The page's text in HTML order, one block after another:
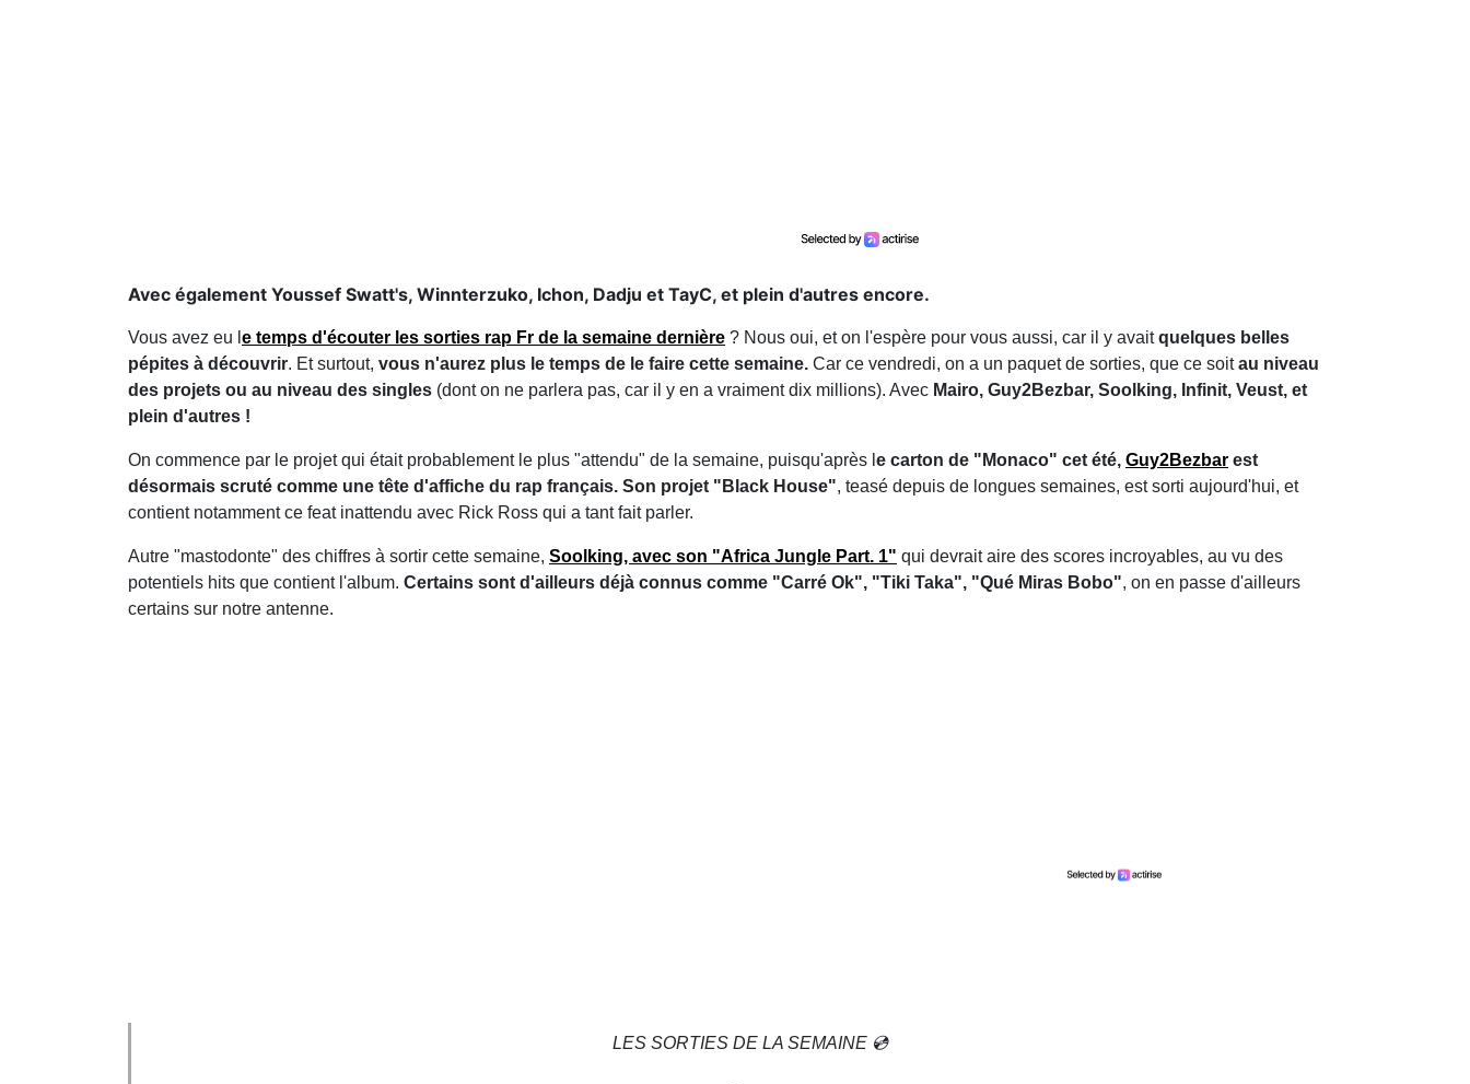
Avec également Youssef Swatt's, Winnterzuko, Ichon, Dadju et TayC, et plein d'autres encore.
Vous avez eu l e temps d'écouter les sorties rap Fr de la semaine dernière ? Nous oui, et on l'espère pour vous aussi, car il y avaitquelques belles
pépites à découvrir. Et surtout, vous n'aurez plus le temps de le faire cette semaine. Car ce vendredi, on a un paquet de sorties, que ce soitau niveau
des projets ou au niveau des singles (dont on ne parlera pas, car il y en a vraiment dix millions). Avec Mairo, Guy2Bezbar, Soolking, Infinit, Veust, et
plein d'autres !
On commence par le projet qui était probablement le plus "attendu" de la semaine, puisqu'après l e carton de "Monaco" cet été, Guy2Bezbar est
désormais scruté comme une tête d'affiche du rap français. Son projet "Black House", teasé depuis de longues semaines, est sorti aujourd'hui, et
contient notamment ce feat inattendu avec Rick Ross qui a tant fait parler.
Autre "mastodonte" des chiffres à sortir cette semaine, Soolking, avec son "Africa Jungle Part. 1" qui devrait aire des scores incroyables, au vu des
potentiels hits que contient l'album. Certains sont d'ailleurs déjà connus comme "Carré Ok", "Tiki Taka", "Qué Miras Bobo", on en passe d'ailleurs
certains sur notre antenne.
LES SORTIES DE LA SEMAINE 💿